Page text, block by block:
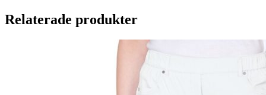
Relaterade produkter